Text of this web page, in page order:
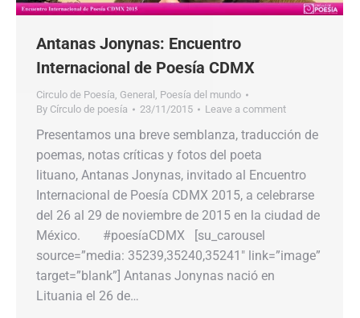
Antanas Jonynas: Encuentro
Internacional de Poesía CDMX
Circulo de Poesía, General , Poesía del mundo
By Círculo de poesía 23/11/2015 Leave a comment
Presentamos una breve semblanza, traducción de
poemas, notas críticas y fotos del poeta
lituano, Antanas Jonynas, invitado al Encuentro
Internacional de Poesía CDMX 2015, a celebrarse
del 26 al 29 de noviembre de 2015 en la ciudad de
México. #poesíaCDMX [su_carousel
source=”media: 35239,35240,35241″ link=”image”
target=”blank”] Antanas Jonynas nació en
Lituania el 26 de…